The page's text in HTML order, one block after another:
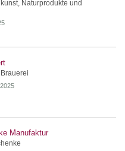
Naturprodukte und
Manufaktur